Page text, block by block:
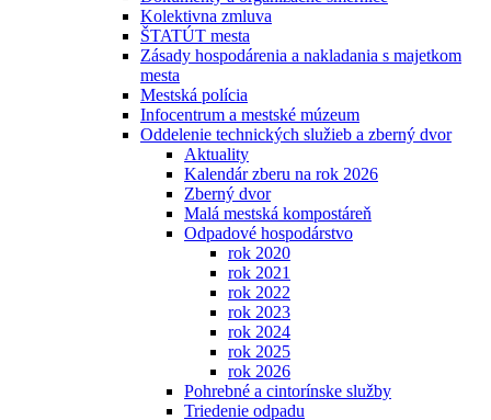
Kolektivna zmluva
ŠTATÚT mesta
Zásady hospodárenia a nakladania s majetkom
mesta
Mestská polícia
Infocentrum a mestské múzeum
Oddelenie technických služieb a zberný dvor
Aktuality
Kalendár zberu na rok 2026
Zberný dvor
Malá mestská kompostáreň
Odpadové hospodárstvo
rok 2020
rok 2021
rok 2022
rok 2023
rok 2024
rok 2025
rok 2026
Pohrebné a cintorínske služby
Triedenie odpadu